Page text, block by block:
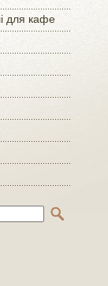
для кафе